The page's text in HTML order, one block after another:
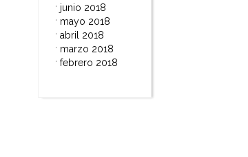
junio 2018
mayo 2018
abril 2018
marzo 2018
febrero 2018